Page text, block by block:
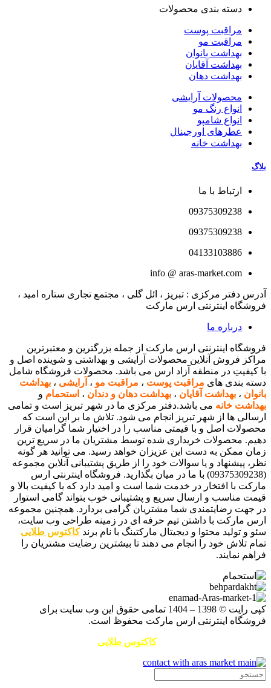
دسته بندی محصولات
مراقبت پوست
مراقبت مو
بهداشت بانوان
بهداشت آقایان
بهداشت دهان
محصولات آرایشی
انواع رنگ مو
انواع شامپو
عطرهای اورجینال
بهداشت خانه
بلاگ
ارتباط با ما
09375309238
09375309238
04133103886
info @ aras-market.com
آدرس دفتر مرکزی : تبریز ، ائل گلی ، مجتمع تجاری ستاره امید ،
فروشگاه اینترنتی ارس مارکت
درباره ما
فروشگاه اینترنتی ارس مارکت از جمله بزرگترین و معتبرترین
مراکز فروش آنلاین محصولات آرایشی و بهداشتی و شوینده اصل و
با کیفیتِ در منطقه آزاد ارس می باشد. محصولات فروشگاه شامل
دسته بندی های مراقبت پوست ، مراقبت مو ، آرایشی ، بهداشت
بانوان ، بهداشت آقایان ، بهداشت دهان و دندان ، استحمام و
بهداشت خانه می باشد.دفتر مرکزی ما در شهر تبریز است و تمامی
ارسالی ها از شهر تبریز انجام می شود. تلاش ما بر این است که
محصولات اصل و با قیمتی مناسب را در اختیار شما گرامیان قرار
دهیم. محصولات خریداری شده توسط مشتریان ما در سریع ترین
زمان ممکن به دست این عزیزان خواهد رسید. می توانید هر گونه
نظر، پیشنهاد و یا سوالات خود را از طریق پشتیبانی آنلاین مجموعه
(09375309238) با ما در میان بگذارید. فروشگاه اینترنتی ارس
مارکت با افتخار در خدمت شما است و امید دارد که با کیفیت بالا و
قیمت مناسب و ارسال سریع و پشتیبانی خوب بتواند گامی استوار
در جهت رضایتمندی شما مشتریان گرامی بردارد. همچنین مجموعه
ارس مارکت با داشتن تیم حرفه ای در زمینه طراحی وب سایت،
سئو و تولید محتوا و دیجیتال مارکتینگ با نام برند کاکتوس طلایی
تمام تلاش خود را انجام می دهند تا بیشترین رضایت مشتریان را
فراهم نمایند.
کپی رایت © 1398 – 1404 تمامی حقوق این وب سایت برای
فروشگاه اینترنتی ارس مارکت محفوظ است.
کاکتوس طلایی